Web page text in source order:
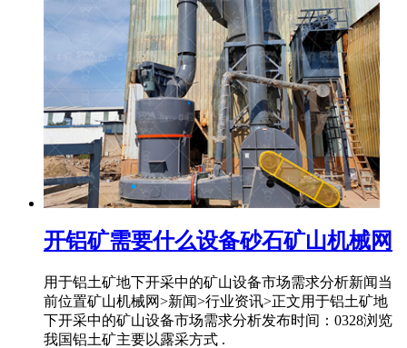
开铝矿需要什么设备砂石矿山机械网
用于铝土矿地下开采中的矿山设备市场需求分析新闻当
前位置矿山机械网>新闻>行业资讯>正文用于铝土矿地
下开采中的矿山设备市场需求分析发布时间：0328浏览
我国铝土矿主要以露采方式 .